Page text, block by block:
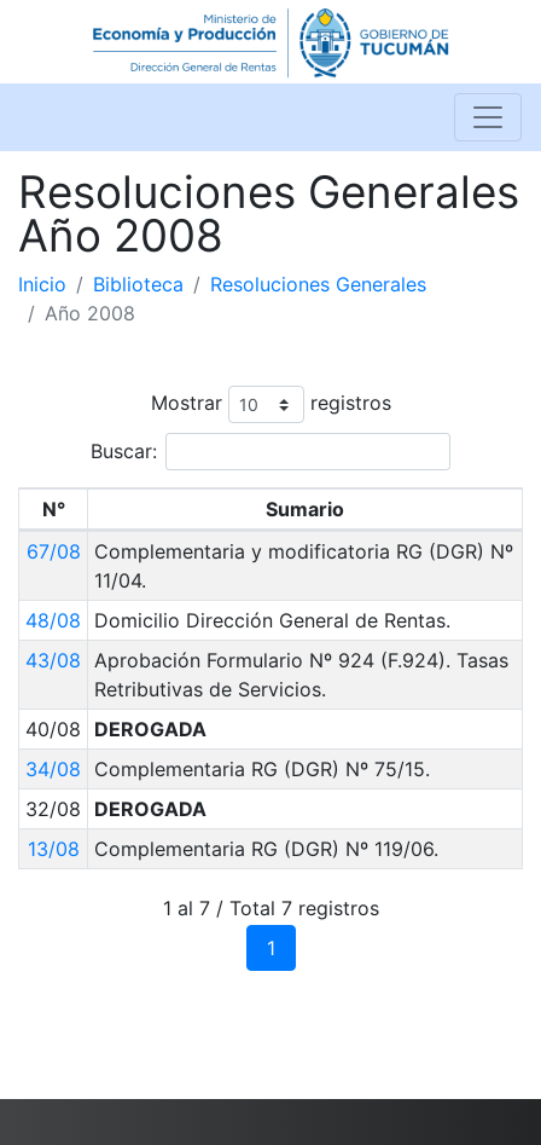
Resoluciones Generales
Año 2008
Inicio Biblioteca
Resoluciones Generales
Año 2008
Mostrar registros
Buscar:
N°
Sumario
67/08
Complementaria y modificatoria RG (DGR) Nº
11/04.
48/08
Domicilio Dirección General de Rentas.
43/08 Aprobación Formulario Nº 924 (F.924). Tasas
Retributivas de Servicios.
40/08
DEROGADA
34/08
Complementaria RG (DGR) Nº 75/15.
32/08
DEROGADA
13/08
Complementaria RG (DGR) Nº 119/06.
1 al 7 / Total 7 registros
1